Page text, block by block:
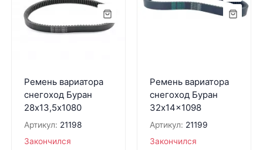
Ремень вариатора
снегоход Буран
28х13,5х1080
Артикул: 21198
Закончился
Ремень вариатора
снегоход Буран
32x14x1098
Артикул: 21199
Закончился